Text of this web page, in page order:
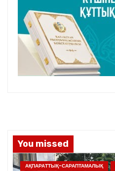
You missed
АҚПАРАТТЫҚ-САРАПТАМАЛЫҚ